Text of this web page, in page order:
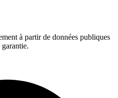
à partir de données publiques